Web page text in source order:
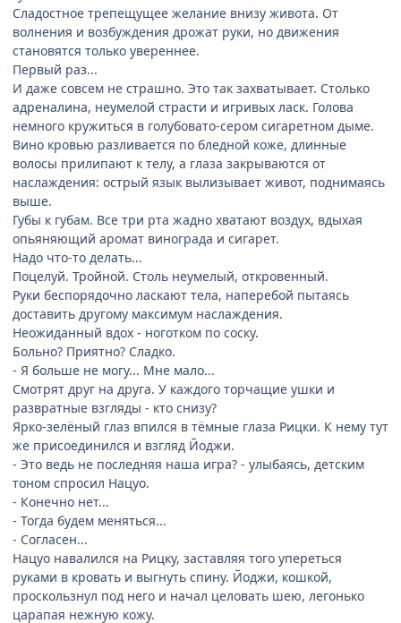
Сладостное трепещущее желание внизу живота. От
волнения и возбуждения дрожат руки, но движения
становятся только увереннее.
Первый раз...
И даже совсем не страшно. Это так захватывает. Столько
адреналина, неумелой страсти и игривых ласк. Голова
немного кружиться в голубовато-сером сигаретном дыме.
Вино кровью разливается по бледной коже, длинные
волосы прилипают к телу, а глаза закрываются от
наслаждения: острый язык вылизывает живот, поднимаясь
выше.
Губы к губам. Все три рта жадно хватают воздух, вдыхая
опьяняющий аромат винограда и сигарет.
Надо что-то делать...
Поцелуй. Тройной. Столь неумелый, откровенный.
Руки беспорядочно ласкают тела, наперебой пытаясь
доставить другому максимум наслаждения.
Неожиданный вдох - ноготком по соску.
Больно? Приятно? Сладко.
- Я больше не могу... Мне мало...
Смотрят друг на друга. У каждого торчащие ушки и
развратные взгляды - кто снизу?
Ярко-зелёный глаз впился в тёмные глаза Рицки. К нему тут
же присоединился и взгляд Йоджи.
- Это ведь не последняя наша игра? - улыбаясь, детским
тоном спросил Нацуо.
- Конечно нет...
- Тогда будем меняться...
- Согласен...
Нацуо навалился на Рицку, заставляя того упереться
руками в кровать и выгнуть спину. Йоджи, кошкой,
проскользнул под него и начал целовать шею, легонько
царапая нежную кожу.